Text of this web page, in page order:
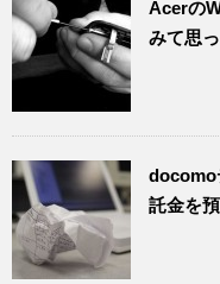
Acerの
みて思
docomo
託金を